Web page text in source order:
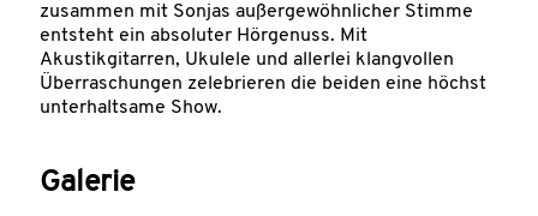
zusammen mit Sonjas außergewöhnlicher Stimme
entsteht ein absoluter Hörgenuss. Mit
Akustikgitarren, Ukulele und allerlei klangvollen
Überraschungen zelebrieren die beiden eine höchst
unterhaltsame Show.
Galerie